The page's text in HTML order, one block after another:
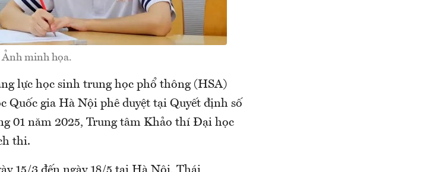
Ảnh minh họa.
lực học sinh trung học phổ thông (HSA)
Quốc gia Hà Nội phê duyệt tại Quyết định số
01 năm 2025, Trung tâm Khảo thí Đại học
thi.